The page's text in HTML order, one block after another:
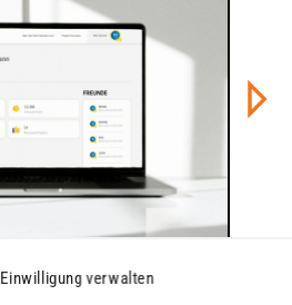
Einwilligung verwalten